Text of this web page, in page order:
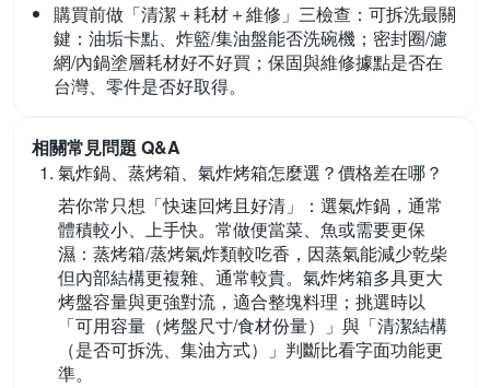
購買前做「清潔＋耗材＋維修」三檢查： 可拆洗最關
鍵：油垢卡點、炸籃/集油盤能否洗碗機；密封圈/濾
網/內鍋塗層耗材好不好買；保固與維修據點是否在
台灣、零件是否好取得。
相關常見問題 Q&A
氣炸鍋、蒸烤箱、氣炸烤箱怎麼選？價格差在哪？
若你常只想「快速回烤且好清」：選氣炸鍋，通常
體積較小、上手快。常做便當菜、魚或需要更保
濕：蒸烤箱/蒸烤氣炸類較吃香，因蒸氣能減少乾柴
但內部結構更複雜、通常較貴。氣炸烤箱多具更大
烤盤容量與更強對流，適合整塊料理；挑選時以
「可用容量（烤盤尺寸/食材份量）」與「清潔結構
（是否可拆洗、集油方式）」判斷比看字面功能更
準。